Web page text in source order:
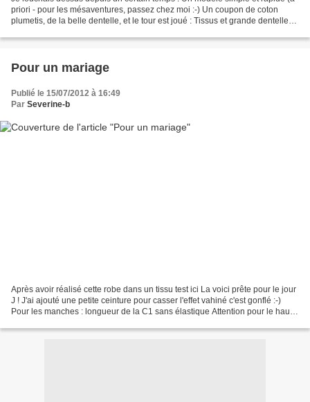
priori - pour les mésaventures, passez chez moi :-) Un coupon de coton
plumetis, de la belle dentelle, et le tour est joué : Tissus et grande dentelle
Pour un mariage
Publié le 15/07/2012 à 16:49
Par Severine-b
Après avoir réalisé cette robe dans un tissu test ici La voici prête pour le jour
J ! J'ai ajouté une petite ceinture pour casser l'effet vahiné c'est gonflé :-)
Pour les manches : longueur de la C1 sans élastique Attention pour le haut